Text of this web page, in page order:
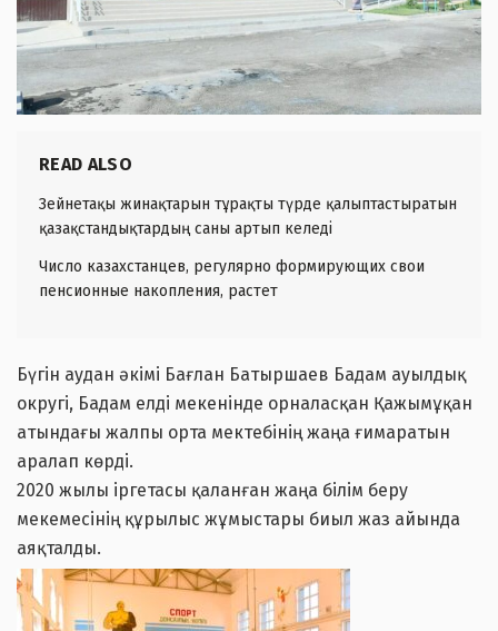
READ ALSO
Зейнетақы жинақтарын тұрақты түрде қалыптастыратын
қазақстандықтардың саны артып келеді
Число казахстанцев, регулярно формирующих свои
пенсионные накопления, растет
Бүгін аудан әкімі Бағлан Батыршаев Бадам ауылдық
округі, Бадам елді мекенінде орналасқан Қажымұқан
атындағы жалпы орта мектебінің жаңа ғимаратын
аралап көрді.
2020 жылы іргетасы қаланған жаңа білім беру
мекемесінің құрылыс жұмыстары биыл жаз айында
аяқталды.